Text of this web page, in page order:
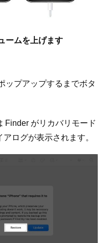
ームを上げます
ップアップするまでボタ
Finder がリカバリモード
ログが表示されます。